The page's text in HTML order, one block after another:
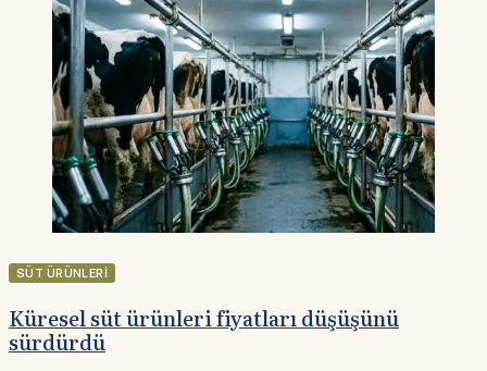
SÜT ÜRÜNLERI
Küresel süt ürünleri fiyatları düşüşünü
sürdürdü